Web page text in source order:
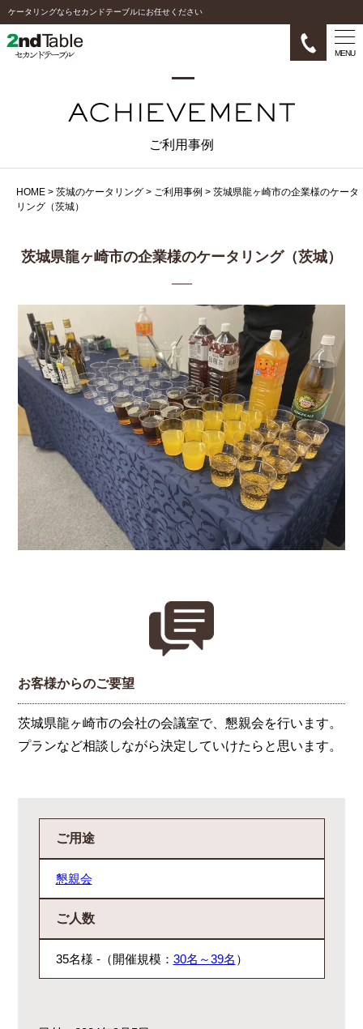
ケータリングならセカンドテーブルにお任せください
MENU
ご利用事例
HOME > 茨城のケータリング > ご利用事例 > 茨城県龍ヶ崎市の企業様のケータ
リング（茨城）
茨城県龍ヶ崎市の企業様のケータリング（茨城）
お客様からのご要望
茨城県龍ヶ崎市の会社の会議室で、懇親会を行います。
プランなど相談しながら決定していけたらと思います。
ご用途
懇親会
ご人数
35名様 -（開催規模： 30名～39名 ）